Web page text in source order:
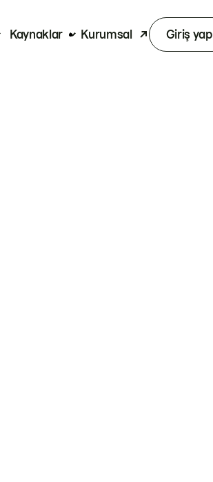
Kaynaklar Kurumsal Giriş yap